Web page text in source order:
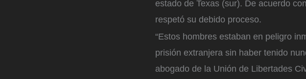
estado de Texas (sur). De acuerdo
respetó su debido proceso.
“Estos hombres estaban en peligro
prisión extranjera sin haber tenido
abogado de la Unión de Libertades